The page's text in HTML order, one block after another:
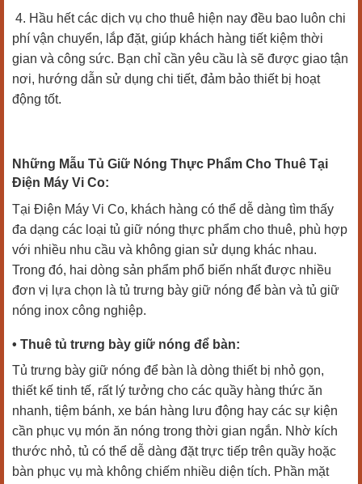
4. Hầu hết các dịch vụ cho thuê hiện nay đều bao luôn chi
phí vận chuyển, lắp đặt, giúp khách hàng tiết kiệm thời
gian và công sức. Bạn chỉ cần yêu cầu là sẽ được giao tận
nơi, hướng dẫn sử dụng chi tiết, đảm bảo thiết bị hoạt
động tốt.
Những Mẫu Tủ Giữ Nóng Thực Phẩm Cho Thuê Tại
Điện Máy Vi Co:
Tại Điện Máy Vi Co, khách hàng có thể dễ dàng tìm thấy
đa dạng các loại tủ giữ nóng thực phẩm cho thuê, phù hợp
với nhiều nhu cầu và không gian sử dụng khác nhau.
Trong đó, hai dòng sản phẩm phổ biến nhất được nhiều
đơn vị lựa chọn là tủ trưng bày giữ nóng để bàn và tủ giữ
nóng inox công nghiệp.
• Thuê tủ trưng bày giữ nóng để bàn:
Tủ trưng bày giữ nóng để bàn là dòng thiết bị nhỏ gọn,
thiết kế tinh tế, rất lý tưởng cho các quầy hàng thức ăn
nhanh, tiệm bánh, xe bán hàng lưu động hay các sự kiện
cần phục vụ món ăn nóng trong thời gian ngắn. Nhờ kích
thước nhỏ, tủ có thể dễ dàng đặt trực tiếp trên quầy hoặc
bàn phục vụ mà không chiếm nhiều diện tích. Phần mặt